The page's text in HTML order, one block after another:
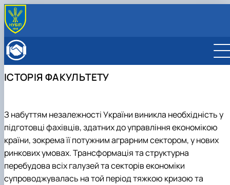
ОСВІТНЯ ДІЯЛЬНІСТЬ
Бакалаврат
Підготовка аспірантів
Науково-дослідна робота
Практичне навчання
Виховна та спортивна робота
Сенат студентської організації факультету
Стипендія
ВСТУПНИКУ
Магістр
Доктор філософії (PhD)
Міжнародні програми з можливістю отримання
подвійних дипломів (Double Degree Pr…
Англомовна магістратура/ English speaking MSc
Program in Management
РАДА РОБОТОДАВЦІВ
ІСТОРІЯ ФАКУЛЬТЕТУ
З набуттям незалежності України виникла необхідність у
підготовці фахівців, здатних до управління економікою
країни, зокрема її потужним аграрним сектором, у нових
ринкових умовах. Трансформація та структурна
перебудова всіх галузей та секторів економіки
супроводжувалась на той період тяжкою кризою та